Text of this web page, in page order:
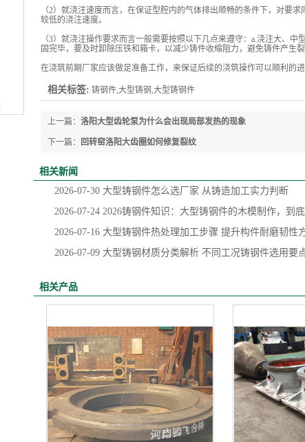
（2）就浇注速度而言，在保证型腔内的气体排出顺畅的条件下，对要
较低的浇注速度。
（3）就浇注操作要求而言一般需要按照以下几点来遵守：a.浇注大、
固完毕，要及时卸除压铁和箱卡，以减少铸件收缩阻力，避免铸件产生裂
在浇筑前期厂家应该做足准备工作，来保证后续的浇筑操作可以顺利的
相关标签: 铸钢件,大型铸钢,大型铸钢件
上一篇： 洛阳大型齿轮泵为什么会出现局部发热的现象
下一篇： 回转窑洛阳大齿圈如何修复裂纹
相关新闻
2026-07-30 大型铸钢件怎么选厂家 从铸造加工实力判断
2026-07-24 2026铸钢件知识：大型铸钢件的木模制作，到底
2026-07-16 大型铸钢件热处理加工步骤 提升构件耐磨韧性
2026-07-09 大型铸钢材质分类解析 不同工况铸钢件选用要
相关产品